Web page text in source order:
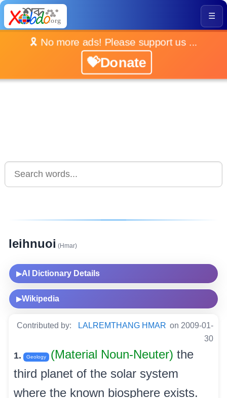
☰
🎗️ No more ads! Please support us ...
💝Donate
leihnuoi (Hmar)
▶AI Dictionary Details
▶Wikipedia
Contributed by: LALREMTHANG HMAR on 2009-01-
30
1. Geology (Material Noun-Neuter) the
third planet of the solar system
where the known biosphere exists.